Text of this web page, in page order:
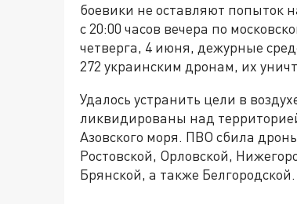
боевики не оставляют попыток
с 20:00 часов вечера по
четверга, 4 июня, дежурные
272 украинским дронам, их
Удалось устранить цели в
ликвидированы над
Азовского моря. ПВО сбила
Ростовской, Орловской,
Брянской, а также Белгородской.